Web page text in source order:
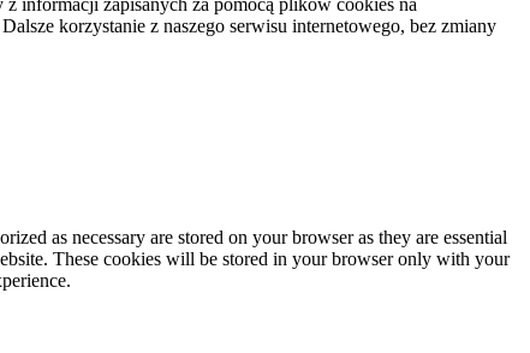
informacji zapisanych za pomocą plików cookies na
korzystanie z naszego serwisu internetowego, bez zmiany
as necessary are stored on your browser as they are essential
These cookies will be stored in your browser only with your